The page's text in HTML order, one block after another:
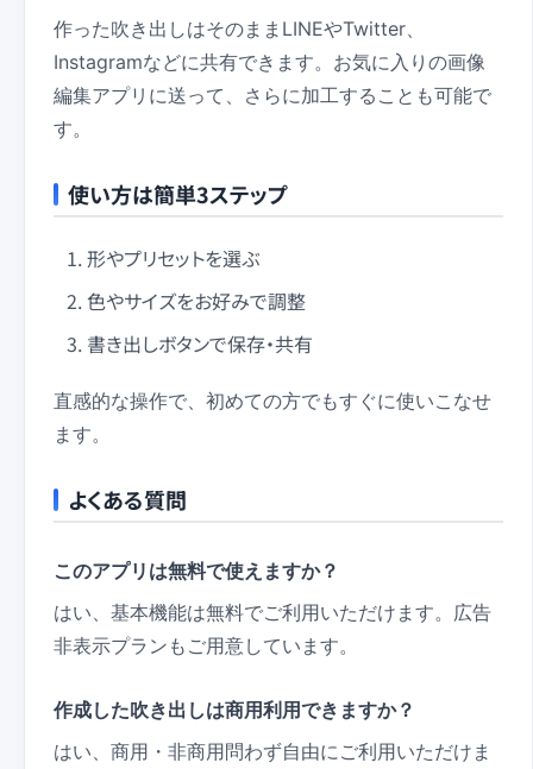
作った吹き出しはそのままLINEやTwitter、
Instagramなどに共有できます。お気に入りの画像
編集アプリに送って、さらに加工することも可能で
す。
使い方は簡単3ステップ
形やプリセットを選ぶ
色やサイズをお好みで調整
書き出しボタンで保存・共有
直感的な操作で、初めての方でもすぐに使いこなせ
ます。
よくある質問
このアプリは無料で使えますか？
はい、基本機能は無料でご利用いただけます。広告
非表示プランもご用意しています。
作成した吹き出しは商用利用できますか？
はい、商用・非商用問わず自由にご利用いただけま